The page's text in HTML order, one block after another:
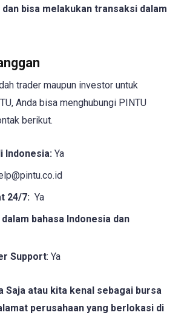
bisa melakukan transaksi dalam
trader maupun investor untuk
Anda bisa menghubungi PINTU
berikut.
Indonesia: Ya
24/7: Ya
dalam bahasa Indonesia dan
Support: Ya
Saja atau kita kenal sebagai bursa
perusahaan yang berlokasi di